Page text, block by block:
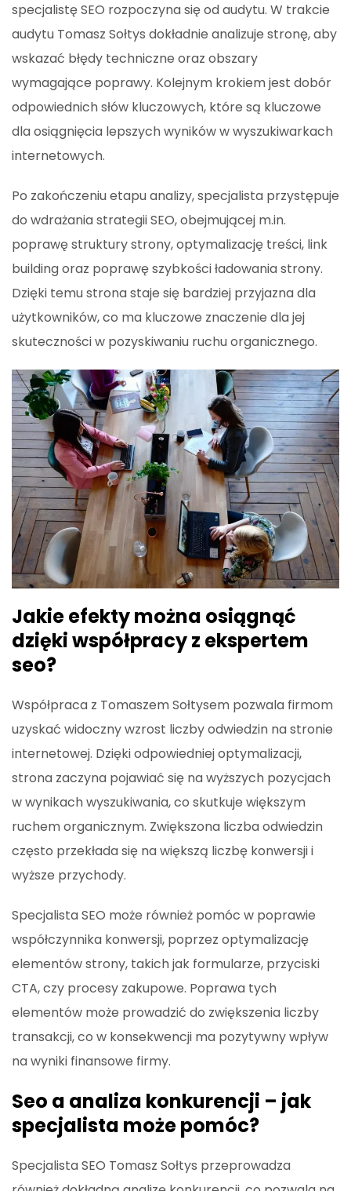
specjalistę SEO rozpoczyna się od audytu. W trakcie
audytu Tomasz Sołtys dokładnie analizuje stronę, aby
wskazać błędy techniczne oraz obszary
wymagające poprawy. Kolejnym krokiem jest dobór
odpowiednich słów kluczowych, które są kluczowe
dla osiągnięcia lepszych wyników w wyszukiwarkach
internetowych.
Po zakończeniu etapu analizy, specjalista przystępuje
do wdrażania strategii SEO, obejmującej m.in.
poprawę struktury strony, optymalizację treści, link
building oraz poprawę szybkości ładowania strony.
Dzięki temu strona staje się bardziej przyjazna dla
użytkowników, co ma kluczowe znaczenie dla jej
skuteczności w pozyskiwaniu ruchu organicznego.
Jakie efekty można osiągnąć
dzięki współpracy z ekspertem
seo?
Współpraca z Tomaszem Sołtysem pozwala firmom
uzyskać widoczny wzrost liczby odwiedzin na stronie
internetowej. Dzięki odpowiedniej optymalizacji,
strona zaczyna pojawiać się na wyższych pozycjach
w wynikach wyszukiwania, co skutkuje większym
ruchem organicznym. Zwiększona liczba odwiedzin
często przekłada się na większą liczbę konwersji i
wyższe przychody.
Specjalista SEO może również pomóc w poprawie
współczynnika konwersji, poprzez optymalizację
elementów strony, takich jak formularze, przyciski
CTA, czy procesy zakupowe. Poprawa tych
elementów może prowadzić do zwiększenia liczby
transakcji, co w konsekwencji ma pozytywny wpływ
na wyniki finansowe firmy.
Seo a analiza konkurencji – jak
specjalista może pomóc?
Specjalista SEO Tomasz Sołtys przeprowadza